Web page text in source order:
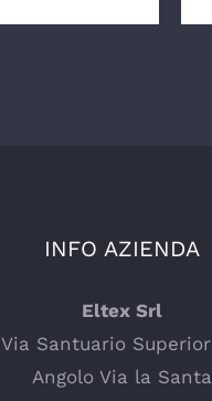
INFO AZIENDA
Eltex Srl
Via Santuario
Angolo Via la Santa